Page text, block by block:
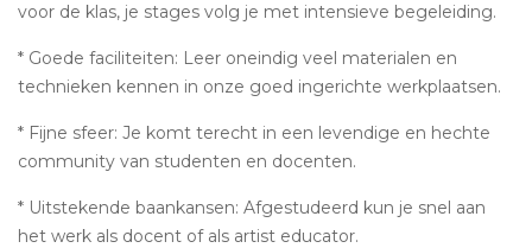
voor de klas, je stages volg je met intensieve begeleiding.
* Goede faciliteiten: Leer oneindig veel materialen en
technieken kennen in onze goed ingerichte werkplaatsen.
* Fijne sfeer: Je komt terecht in een levendige en hechte
community van studenten en docenten.
* Uitstekende baankansen: Afgestudeerd kun je snel aan
het werk als docent of als artist educator.